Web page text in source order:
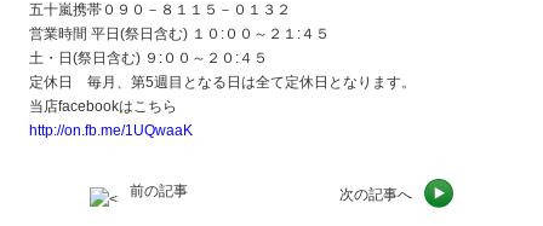
五十嵐携帯０９０－８１１５－０１３２
営業時間 平日(祭日含む) １０:００～２１:４５
土・日(祭日含む) ９:００～２０:４５
定休日 毎月、第5週目となる日は全て定休日となります。
当店facebookはこちら
http://on.fb.me/1UQwaaK
前の記事 次の記事へ